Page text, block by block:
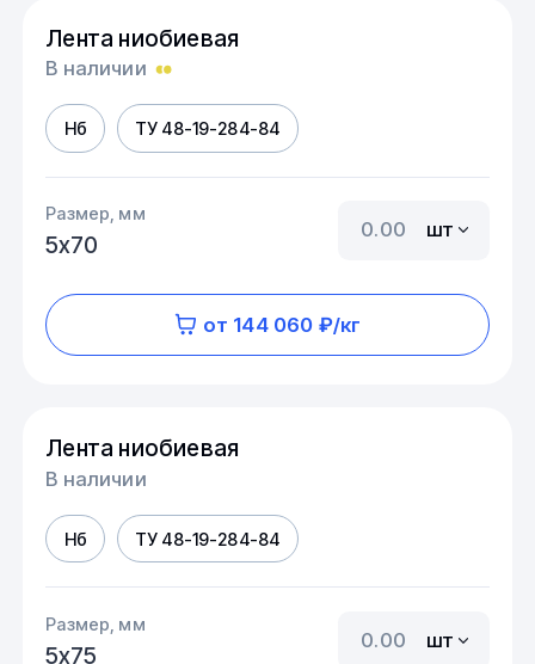
Лента ниобиевая
В наличии
Нб ТУ 48-19-284-84
Размер, мм
5х70
шт
от 144 060 ₽/кг
Лента ниобиевая
В наличии
Нб ТУ 48-19-284-84
Размер, мм
5х75
шт